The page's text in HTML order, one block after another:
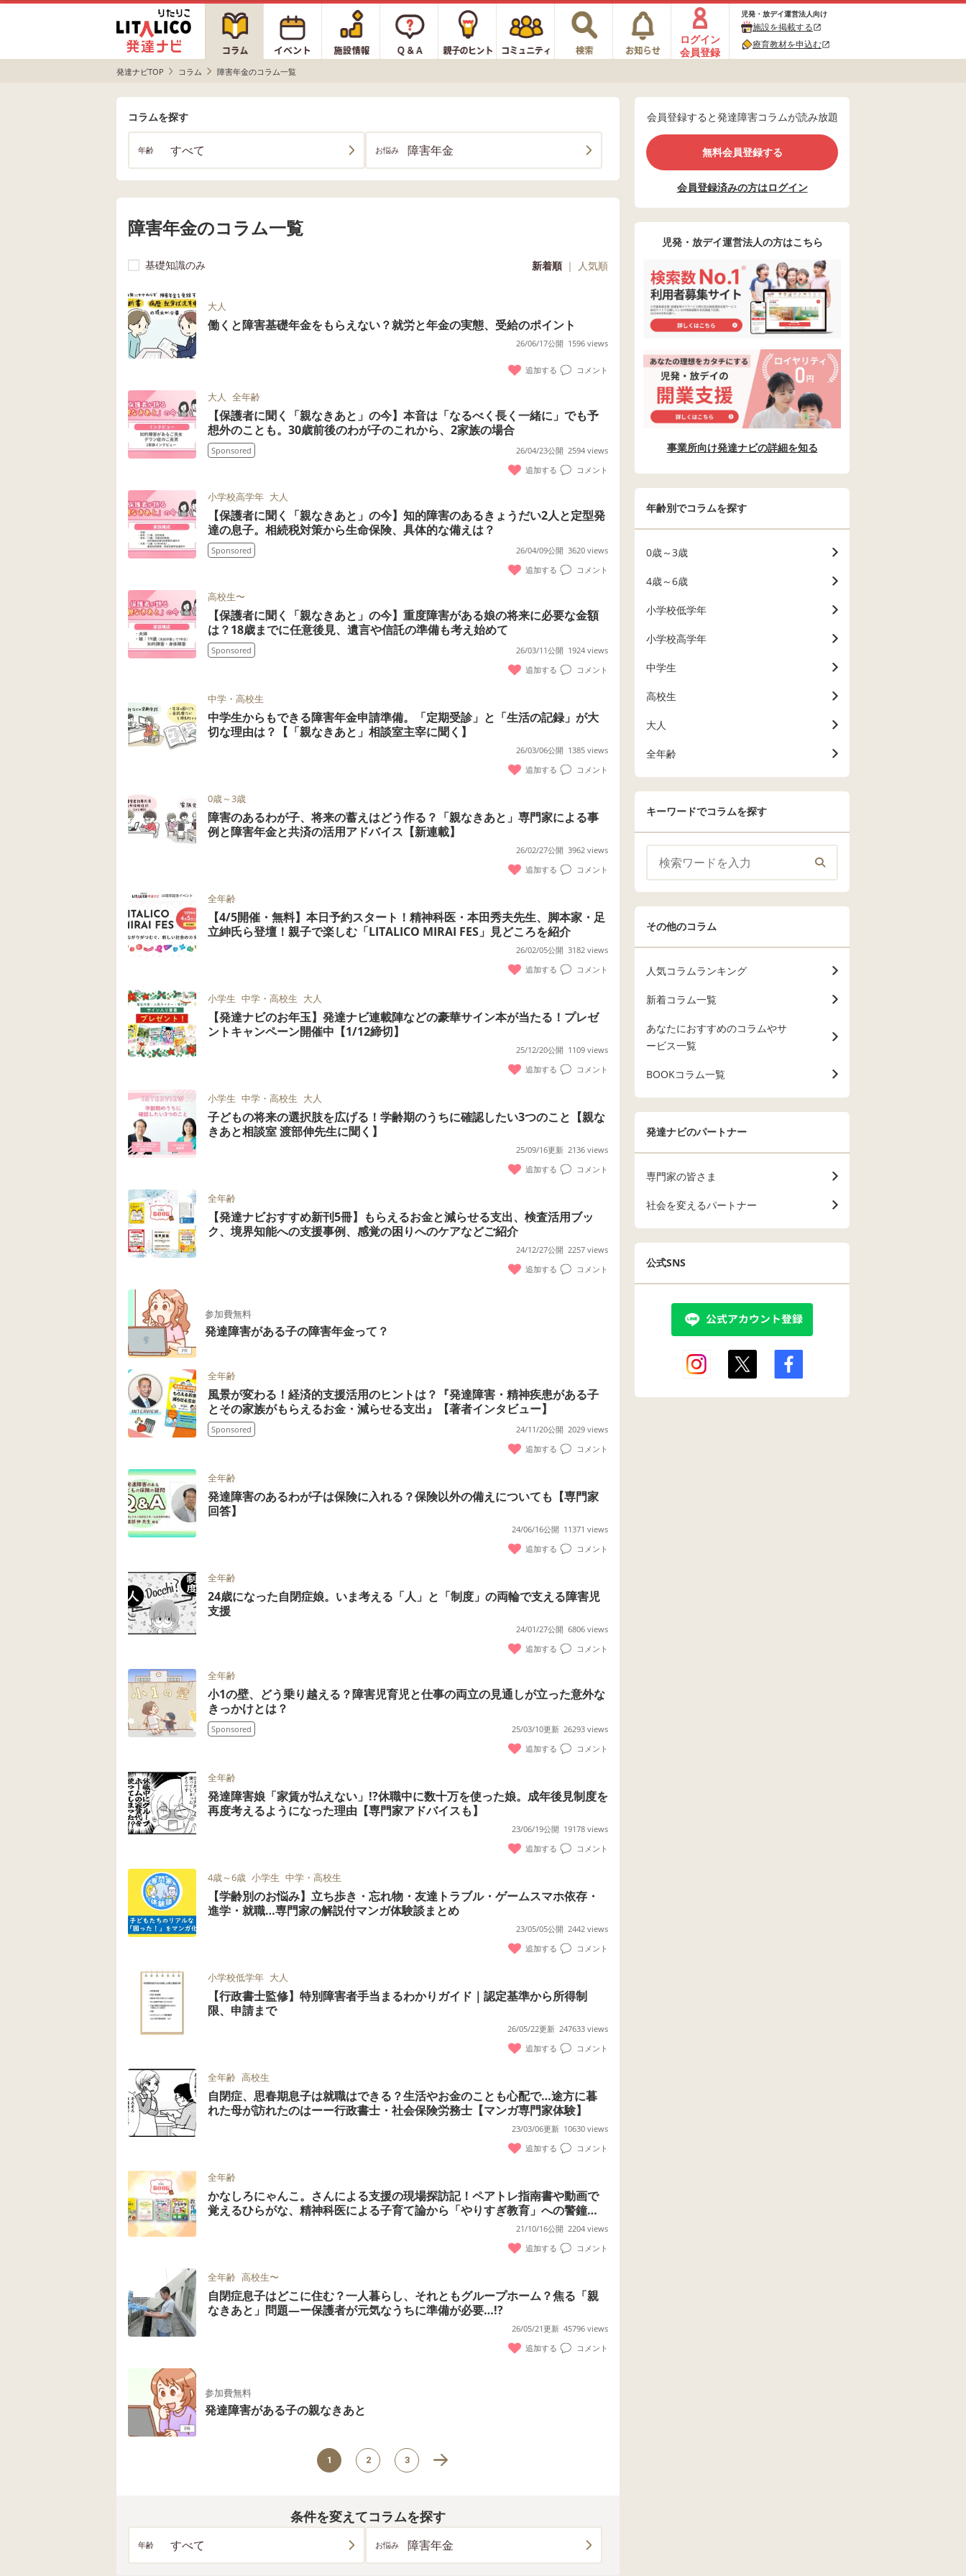
ログイン
会員登録
児発・放デイ運営法人向け
施設を掲載する
療育教材を申込む
発達ナビTOP コラム 障害年金のコラム一覧
コラムを探す
年齢 すべて お悩み 障害年金
障害年金のコラム一覧
基礎知識のみ 新着順 ｜ 人気順
大人
働くと障害基礎年金をもらえない？就労と年金の実態、受給のポイント
26/06/17公開 1596 views
追加する コメント
大人 全年齢
【保護者に聞く「親なきあと」の今】本音は「なるべく長く一緒に」でも予
想外のことも。30歳前後のわが子のこれから、2家族の場合
Sponsored 26/04/23公開 2594 views
追加する
コメント
小学校高学年 大人
【保護者に聞く「親なきあと」の今】知的障害のあるきょうだい2人と定型発
達の息子。相続税対策から生命保険、具体的な備えは？
Sponsored 26/04/09公開 3620 views
追加する
コメント
高校生〜
【保護者に聞く「親なきあと」の今】重度障害がある娘の将来に必要な金額
は？18歳までに任意後見、遺言や信託の準備も考え始めて
Sponsored 26/03/11公開 1924 views
追加する
コメント
中学・高校生
中学生からもできる障害年金申請準備。「定期受診」と「生活の記録」が大
切な理由は？【「親なきあと」相談室主宰に聞く】
26/03/06公開 1385 views
追加する
コメント
0歳～3歳
障害のあるわが子、将来の蓄えはどう作る？「親なきあと」専門家による事
例と障害年金と共済の活用アドバイス【新連載】
26/02/27公開 3962 views
追加する
コメント
全年齢
【4/5開催・無料】本日予約スタート！精神科医・本田秀夫先生、脚本家・足
立紳氏ら登壇！親子で楽しむ「LITALICO MIRAI FES」見どころを紹介
26/02/05公開 3182 views
追加する
コメント
小学生 中学・高校生 大人
【発達ナビのお年玉】発達ナビ連載陣などの豪華サイン本が当たる！プレゼ
ントキャンペーン開催中【1/12締切】
25/12/20公開 1109 views
追加する
コメント
小学生 中学・高校生 大人
子どもの将来の選択肢を広げる！学齢期のうちに確認したい3つのこと【親な
きあと相談室 渡部伸先生に聞く】
25/09/16更新 2136 views
追加する
コメント
全年齢
【発達ナビおすすめ新刊5冊】もらえるお金と減らせる支出、検査活用ブッ
ク、境界知能への支援事例、感覚の困りへのケアなどご紹介
24/12/27公開 2257 views
追加する
コメント
参加費無料
発達障害がある子の障害年金って？
全年齢
風景が変わる！経済的支援活用のヒントは？『発達障害・精神疾患がある子
とその家族がもらえるお金・減らせる支出』【著者インタビュー】
Sponsored 24/11/20公開 2029 views
追加する
コメント
全年齢
発達障害のあるわが子は保険に入れる？保険以外の備えについても【専門家
回答】
24/06/16公開 11371 views
追加する
コメント
全年齢
24歳になった自閉症娘。いま考える「人」と「制度」の両輪で支える障害児
支援
24/01/27公開 6806 views
追加する
コメント
全年齢
小1の壁、どう乗り越える？障害児育児と仕事の両立の見通しが立った意外な
きっかけとは？
Sponsored 25/03/10更新 26293 views
追加する
コメント
全年齢
発達障害娘「家賃が払えない」!?休職中に数十万を使った娘。成年後見制度を
再度考えるようになった理由【専門家アドバイスも】
23/06/19公開 19178 views
追加する
コメント
4歳～6歳 小学生 中学・高校生
【学齢別のお悩み】立ち歩き・忘れ物・友達トラブル・ゲームスマホ依存・
進学・就職…専門家の解説付マンガ体験談まとめ
23/05/05公開 2442 views
追加する
コメント
小学校低学年 大人
【行政書士監修】特別障害者手当まるわかりガイド｜認定基準から所得制
限、申請まで
26/05/22更新 247633 views
追加する
コメント
全年齢 高校生
自閉症、思春期息子は就職はできる？生活やお金のことも心配で…途方に暮
れた母が訪れたのはーー行政書士・社会保険労務士【マンガ専門家体験】
23/03/06更新 10630 views
追加する
コメント
全年齢
かなしろにゃんこ。さんによる支援の現場探訪記！ペアトレ指南書や動画で
覚えるひらがな、精神科医による子育て論から「やりすぎ教育」への警鐘ま
21/10/16公開 2204 views
追加する
コメント
全年齢 高校生〜
自閉症息子はどこに住む？一人暮らし、それともグループホーム？焦る「親
なきあと」問題―ー保護者が元気なうちに準備が必要…!?
26/05/21更新 45796 views
追加する
コメント
参加費無料
発達障害がある子の親なきあと
1 2 3
条件を変えてコラムを探す
年齢 すべて お悩み 障害年金
会員登録すると発達障害コラムが読み放題
無料会員登録する
会員登録済みの方はログイン
児発・放デイ運営法人の方はこちら
事業所向け発達ナビの詳細を知る
年齢別でコラムを探す
0歳～3歳
4歳～6歳
小学校低学年
小学校高学年
中学生
高校生
大人
全年齢
キーワードでコラムを探す
その他のコラム
人気コラムランキング
新着コラム一覧
あなたにおすすめのコラムやサ
ービス一覧
BOOKコラム一覧
発達ナビのパートナー
専門家の皆さま
社会を変えるパートナー
公式SNS